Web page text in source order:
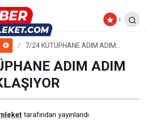
7/24 KÜTÜPHANE ADIM ADIM
ADIM ADIM
tarafından yayınlandı
BELEDİYESİ KENDİ
ÜRETTİ